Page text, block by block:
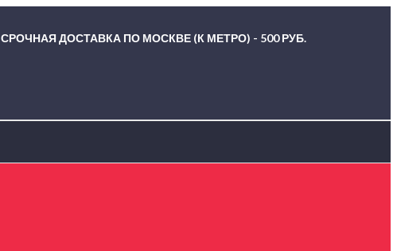
СРОЧНАЯ ДОСТАВКА ПО МОСКВЕ (К МЕТРО) - 500 РУБ.